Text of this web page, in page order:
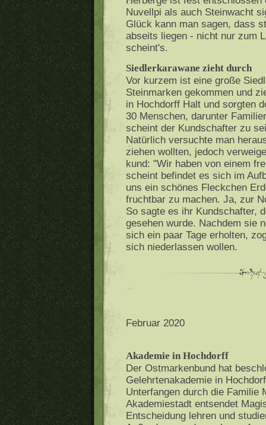
Nuvellpi als auch Steinwacht
Glück kann man sagen, dass
abseits liegen - nicht nur zum
scheint's.
Siedlerkarawane zieht durch
Vor kurzem ist eine große
Steinmarken gekommen und
in Hochdorff Halt und sorgten
30 Menschen, darunter
scheint der Kundschafter zu
Natürlich versuchte man
ziehen wollten, jedoch
kund: "Wir haben von einem
scheint befindet es sich im
uns ein schönes Fleckchen
fruchtbar zu machen. Ja, zur
So sagte es ihr Kundschafter,
gesehen wurde. Nachdem sie
sich ein paar Tage erholten,
sich niederlassen wollen.
Februar 2020
Akademie in Hochdorff
Der Ostmarkenbund hat
Gelehrtenakademie in
Unterfangen durch die Familie
Akademiestadt entsendet
Entscheidung lehren und